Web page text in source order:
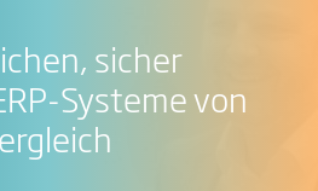
sicher
Systeme von